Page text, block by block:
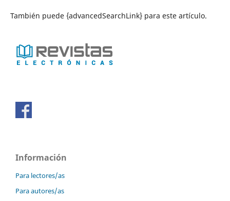
También puede {advancedSearchLink} para este artículo.
Información
Para lectores/as
Para autores/as